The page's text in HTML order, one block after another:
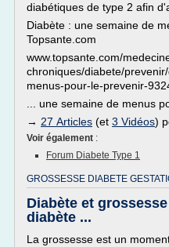
diabétiques de type 2 afin
Diabète : une semaine de
Topsante.com
www.topsante.com/
chroniques/diabete/
menus-pour-le-prevenir-
... une semaine de menus
→ 27 Articles (et 3 Vidéos)
Voir également :
Forum Diabete Type 1
GROSSESSE DIABETE
Diabète et
diabète ...
La grossesse est un